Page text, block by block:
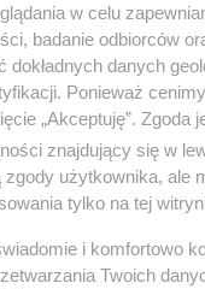
w celu
badanie odbiorców
danych
Ponieważ
„Akceptuję”. Zgoda
znajdujący się w
użytkownika, ale
tylko na tej
i komfortowo
Twoich